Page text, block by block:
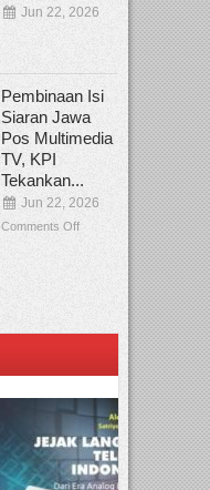
Jun 22, 2026
Pembinaan Isi
Siaran Jawa
Pos Multimedia
TV, KPI
Tekankan...
Jun 22, 2026
Comments Off